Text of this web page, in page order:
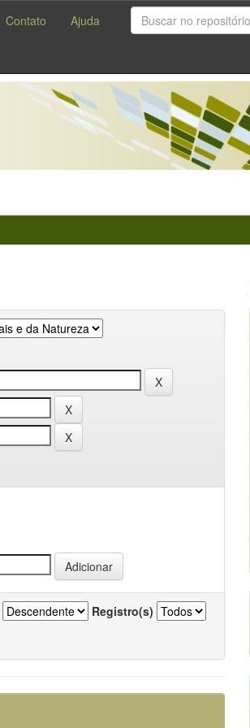
Contato Ajuda
Registro(s)